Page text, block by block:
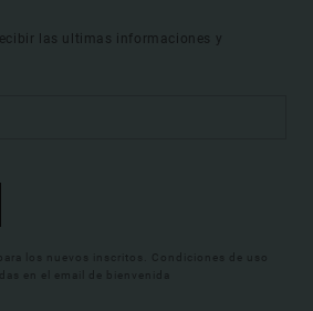
las ultimas informaciones y
los nuevos inscritos. Condiciones de uso
en el email de bienvenida